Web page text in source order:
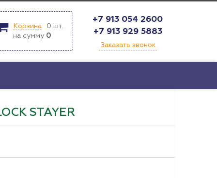
Корзина 0 шт.
на сумму 0
+7 913 054 2600
+7 913 929 5883
Заказать звонок
STAYER